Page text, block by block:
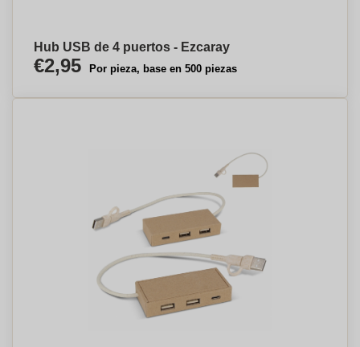
Hub USB de 4 puertos - Ezcaray
€2,95 Por pieza, base en 500 piezas